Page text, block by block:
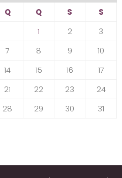
Q Q S
S
1
2
3
7 8 9
10
14 15 16
17
21 22 23
24
28 29 30 31